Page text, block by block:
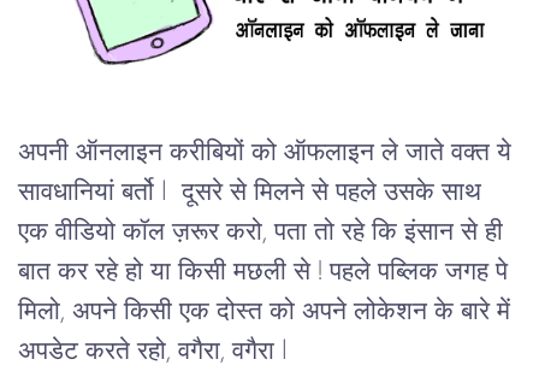
अपनी ऑनलाइन करीबियों को ऑफलाइन ले जाते वक्त ये
सावधानियां बर्तो l  दूसरे से मिलने से पहले उसके साथ
एक वीडियो कॉल ज़रूर करो, पता तो रहे कि इंसान से ही
बात कर रहे हो या किसी मछली से ! पहले पब्लिक जगह पे
मिलो, अपने किसी एक दोस्त को अपने लोकेशन के बारे में
अपडेट करते रहो, वगैरा, वगैरा l